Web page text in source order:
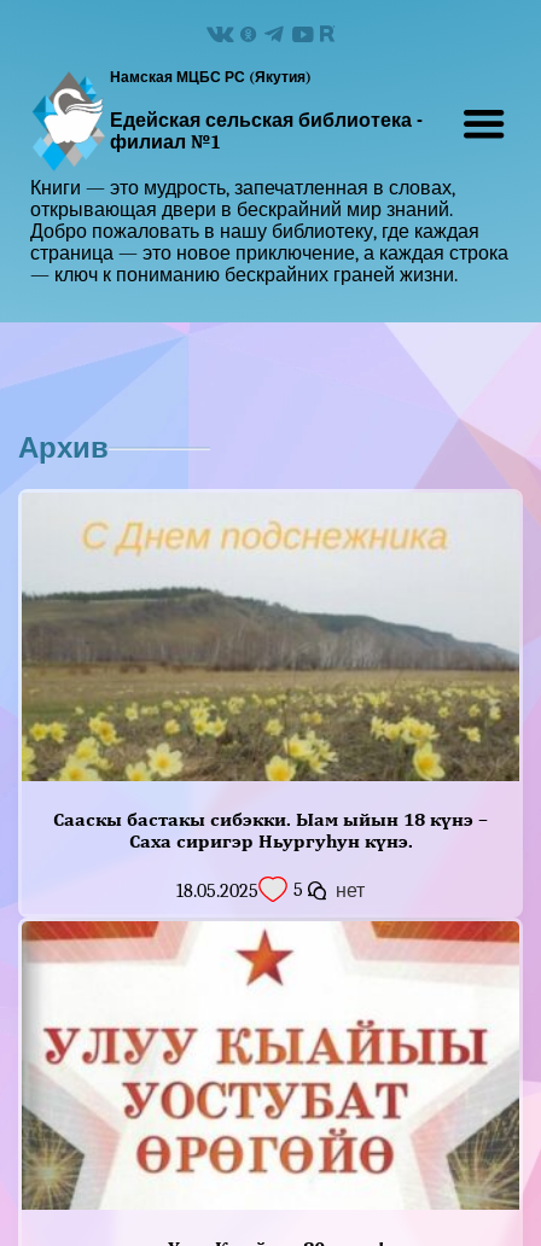
Намская МЦБС РС (Якутия)
Едейская сельская библиотека -
филиал №1
Книги — это мудрость, запечатленная в словах,
открывающая двери в бескрайний мир знаний.
Добро пожаловать в нашу библиотеку, где каждая
страница — это новое приключение, а каждая строка
— ключ к пониманию бескрайних граней жизни.
Архив
Сааскы бастакы сибэкки. Ыам ыйын 18 күнэ –
Саха сиригэр Ньургуһун күнэ.
18.05.2025 5 нет